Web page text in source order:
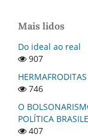
Mais lidos
Do ideal ao real
907
746
O
POLÍTICA
407